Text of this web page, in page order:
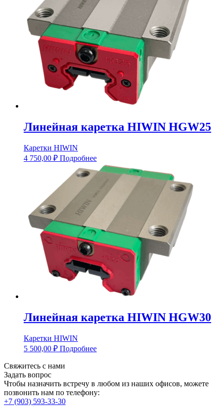
Линейная каретка HIWIN HGW25
Каретки HIWIN
4 750,00 ₽ Подробнее
Линейная каретка HIWIN HGW30
Каретки HIWIN
5 500,00 ₽ Подробнее
Свяжитесь с нами
Задать вопрос
Чтобы назначить встречу в любом из наших офисов, можете
позвонить нам по телефону:
+7 (903) 593-33-30